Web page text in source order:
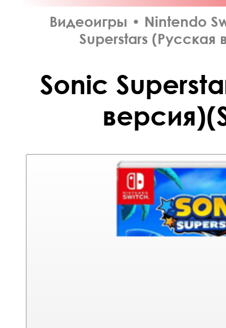
Видеоигры • Nintendo
Superstars (Русская
Sonic